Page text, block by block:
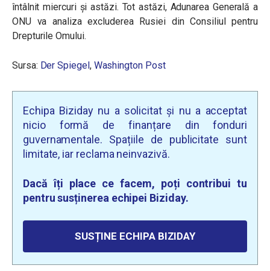
întâlnit miercuri și astăzi. Tot astăzi, Adunarea Generală a
ONU va analiza excluderea Rusiei din Consiliul pentru
Drepturile Omului.
Sursa: Der Spiegel, Washington Post
Echipa Biziday nu a solicitat și nu a acceptat
nicio formă de finanțare din fonduri
guvernamentale. Spațiile de publicitate sunt
limitate, iar reclama neinvazivă.
Dacă îți place ce facem, poți contribui tu
pentru susținerea echipei Biziday.
SUSȚINE ECHIPA BIZIDAY